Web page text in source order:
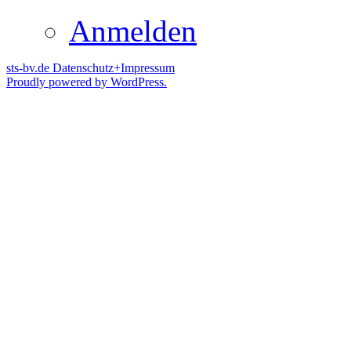
Anmelden
sts-bv.de Datenschutz+Impressum
Proudly powered by WordPress.